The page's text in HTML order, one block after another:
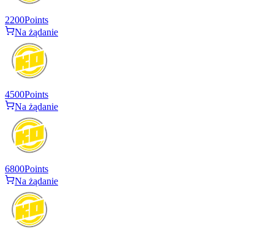
2200Points
Na żądanie
4500Points
Na żądanie
6800Points
Na żądanie